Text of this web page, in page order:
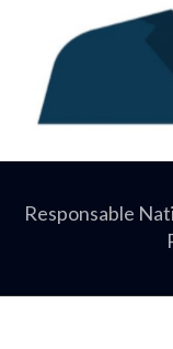
Responsable